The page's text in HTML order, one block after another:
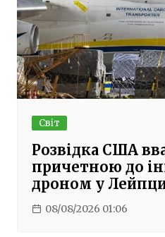
Світ
Розвідка США
причетною до
дроном у
08/08/2026 01:06